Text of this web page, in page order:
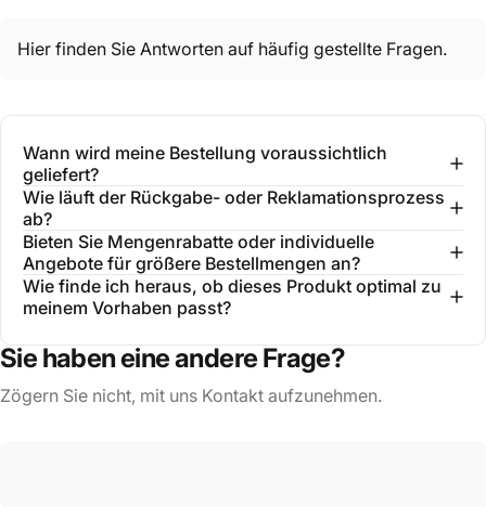
Hier finden Sie Antworten auf häufig gestellte Fragen.
Wann wird meine Bestellung voraussichtlich
geliefert?
Wie läuft der Rückgabe- oder Reklamationsprozess
ab?
Bieten Sie Mengenrabatte oder individuelle
Angebote für größere Bestellmengen an?
Wie finde ich heraus, ob dieses Produkt optimal zu
meinem Vorhaben passt?
Sie haben eine andere Frage?
Zögern Sie nicht, mit uns Kontakt aufzunehmen.